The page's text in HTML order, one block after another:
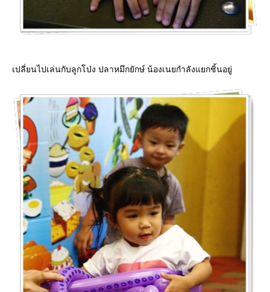
เปลี่ยนไปเล่นกับลูกโป่ง ปลาหมึกยักษ์ น้องเนยกำลังแยกชิ้นอยู่